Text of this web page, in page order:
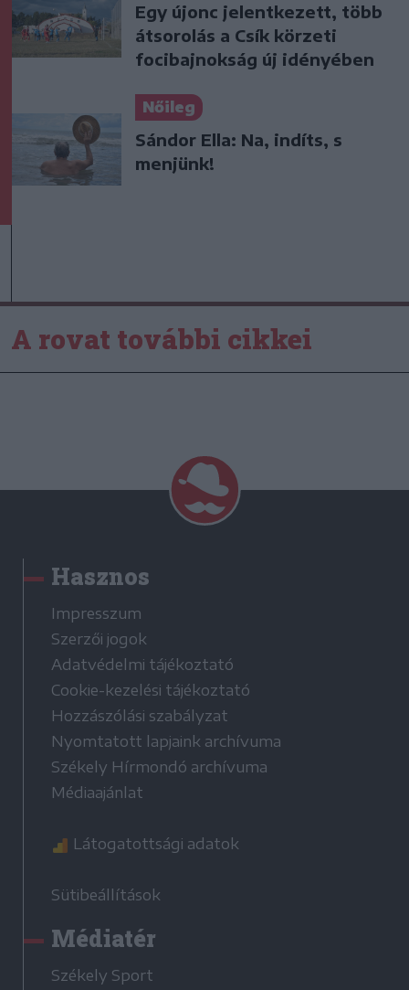
Egy újonc jelentkezett, több
átsorolás a Csík körzeti
focibajnokság új idényében
Nőileg
Sándor Ella: Na, indíts, s
menjünk!
A rovat további cikkei
Hasznos
Impresszum
Szerzői jogok
Adatvédelmi tájékoztató
Cookie-kezelési tájékoztató
Hozzászólási szabályzat
Nyomtatott lapjaink archívuma
Székely Hírmondó archívuma
Médiaajánlat
Látogatottsági adatok
Sütibeállítások
Médiatér
Székely Sport